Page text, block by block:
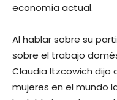
economía actual.
Al hablar sobre su
sobre el trabajo
Claudia Itzcowich dijo
mujeres en el mundo